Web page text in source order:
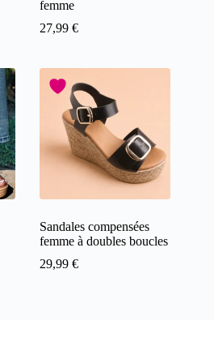
femme
27,99€
Sandales compensées
femme à doubles boucles
29,99€